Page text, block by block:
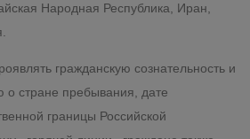
Народная Республика, Иран,
гражданскую сознательность и
стране пребывания, дате
границы Российской